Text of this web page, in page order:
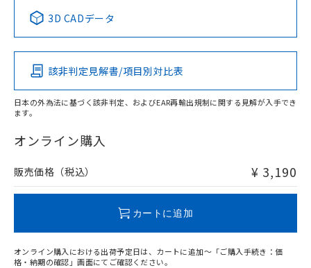
Pb Hg Cd Cr(VI)
O
在庫等で未対応品が混在する可能性があります。
問い合わせください。
3D CADデータ
該非判定見解書/項目別対比表
日本の外為法に基づく該非判定、およびEAR再輸出規制に関する見解が入手でき
ます。
オンライン購入
販売価格（税込） ¥ 3,190
カートに追加
オンライン購入における出荷予定日は、カートに追加～「ご購入手続き：価
格・納期の確認」画面にてご確認ください。